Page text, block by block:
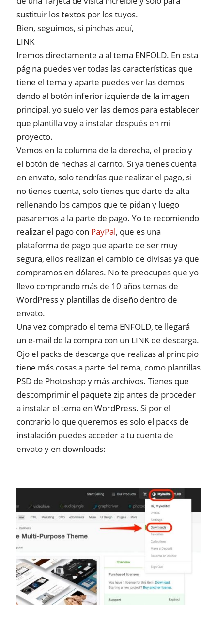
sustituir los textos por los tuyos.
Bien, seguimos, si pinchas aquí,
LINK
Iremos directamente a al tema ENFOLD. En esta
página puedes ver todas las características que
tiene el tema y aparte puedes ver las demos
dando al botón inferior izquierda de la imagen
principal, yo suelo ver las demos para establecer
que plantilla voy a instalar después en mi
proyecto.
Vemos en la columna de la derecha, el precio y
el botón de hechas al carrito. Si ya tienes cuenta
en envato, solo tendrías que realizar el pago, si
no tienes cuenta, solo tienes que darte de alta
rellenando los campos que te pidan y luego
pasaremos a la parte de pago. Yo te recomiendo
realizar el pago con PayPal, que es una
plataforma de pago que aparte de ser muy
segura, ellos realizan el cambio de divisas ya que
compramos en dólares. No te preocupes que yo
llevo comprando más de 10 años temas de
WordPress y plantillas de diseño dentro de
envato.
Una vez comprado el tema ENFOLD, te llegará
un e-mail de la compra con un LINK de descarga.
Ojo el packs de descarga que realizas al principio
tiene más cosas a parte del tema, como plantillas
PSD de Photoshop y más archivos. Tienes que
descomprimir el paquete zip antes de proceder
a instalar el tema en WordPress. Si por el
contrario lo que queremos es solo el packs de
instalación puedes acceder a tu cuenta de
envato y en downloads: